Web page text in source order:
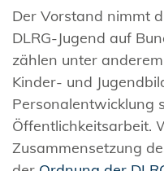
Der Vorstand nimmt
DLRG-Jugend auf
zählen unter
Kinder- und
Personalentwicklung
Öffentlichkeitsarbeit.
Zusammensetzung